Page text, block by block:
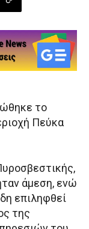
το
Πεύκα
άμεση, ενώ
επιληφθεί
της